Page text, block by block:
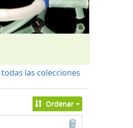
las colecciones
Ordenar